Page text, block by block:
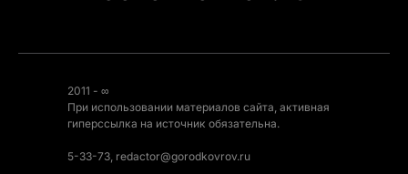
2011 - ∞
При использовании материалов сайта, активная
гиперссылка на источник обязательна.
5-33-73, redactor@gorodkovrov.ru